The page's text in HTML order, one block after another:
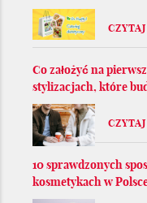
Co założyć na
stylizacjach, które
10 sprawdzonych
kosmetykach w